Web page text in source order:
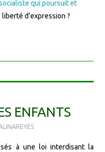
qui poursuit et
liberté d’expression ?
ENFANTS
à une loi interdisant la